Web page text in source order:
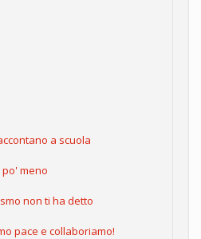
a scuola
po' meno
non ti ha detto
pace e collaboriamo!